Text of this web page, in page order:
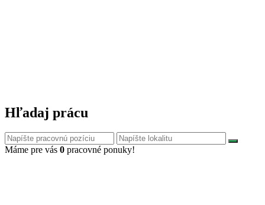
Hľadaj prácu
Máme pre vás 0 pracovné ponuky!